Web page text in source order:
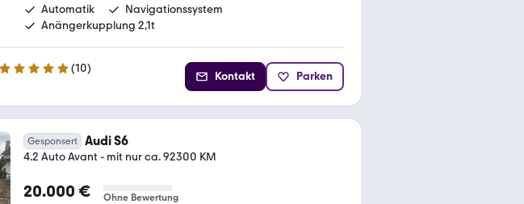
Automatik
Navigationssystem
Anängerkupplung 2,1t
5 Sterne (10)
Kontakt Parken
Gesponsert Audi S6
4.2 Auto Avant - mit nur ca. 92300 KM
20.000 € Ohne Bewertung